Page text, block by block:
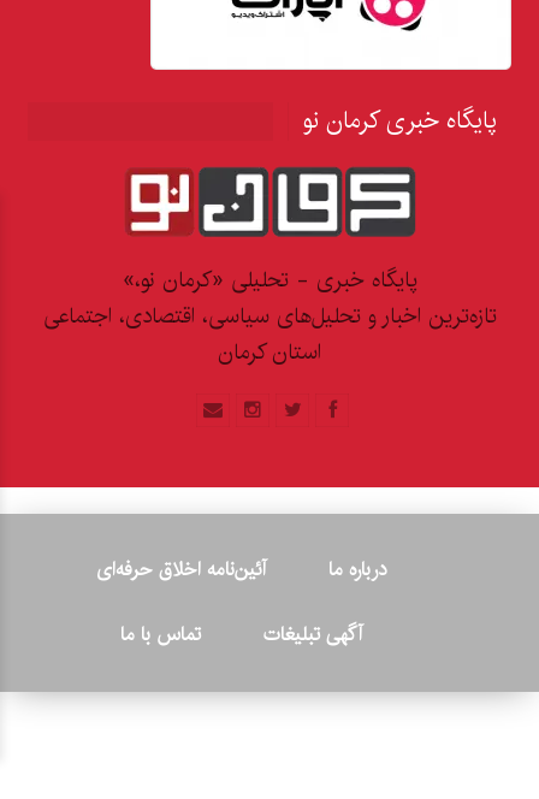
پایگاه خبری کرمان نو
پایگاه خبری - تحلیلی «کرمان نو،»
تازه‌ترین اخبار و تحلیل‌های سیاسی، اقتصادی، اجتماعی
استان کرمان
درباره ما
آئین‌نامه اخلاق حرفه‌ای
آگهی تبلیغات
تماس با ما